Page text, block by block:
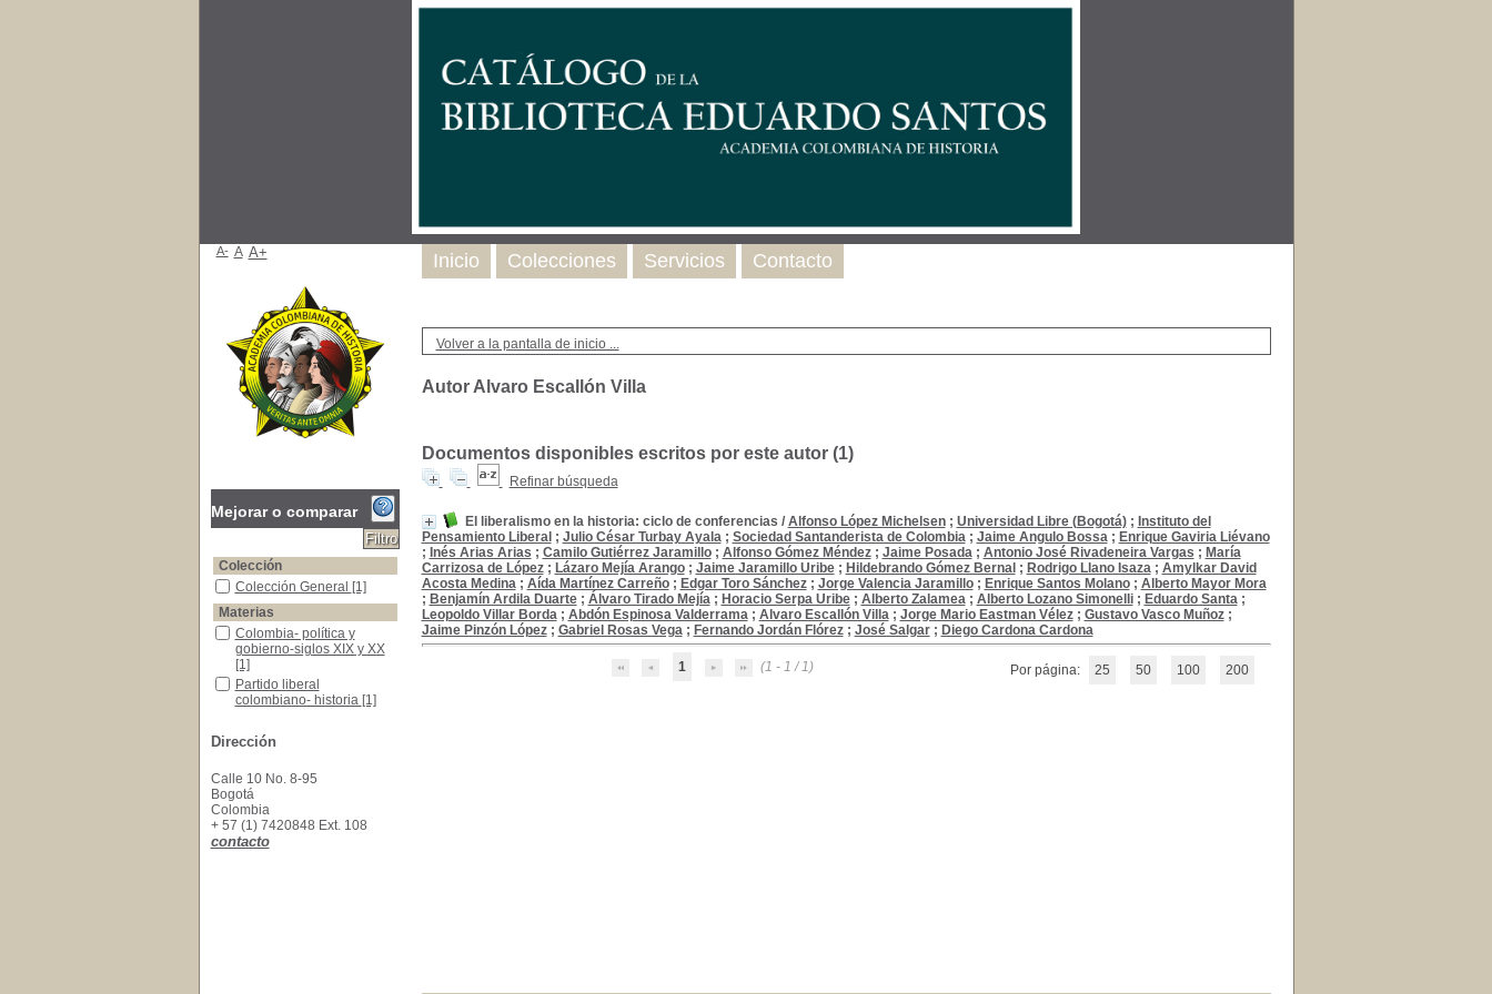
Volver a la pantalla de inicio ...
Autor Alvaro Escallón Villa
Documentos disponibles escritos por este autor (1)
Refinar búsqueda
El liberalismo en la historia: ciclo de conferencias / Alfonso López Michelsen; Universidad Libre (Bogotá); Instituto del
Pensamiento Liberal ; Julio César Turbay Ayala; Sociedad Santanderista de Colombia; Jaime Angulo Bossa; Enrique Gaviria Liévano
; Inés Arias Arias ; Camilo Gutiérrez Jaramillo; Alfonso Gómez Méndez; Jaime Posada; Antonio José Rivadeneira Vargas ; María
Carrizosa de López; Lázaro Mejía Arango; Jaime Jaramillo Uribe; Hildebrando Gómez Bernal ; Rodrigo Llano Isaza; Amylkar David
Acosta Medina; Aída Martínez Carreño; Edgar Toro Sánchez; Jorge Valencia Jaramillo; Enrique Santos Molano; Alberto Mayor Mora
; Benjamín Ardila Duarte; Álvaro Tirado Mejía; Horacio Serpa Uribe; Alberto Zalamea; Alberto Lozano Simonelli; Eduardo Santa;
Leopoldo Villar Borda; Abdón Espinosa Valderrama; Alvaro Escallón Villa; Jorge Mario Eastman Vélez; Gustavo Vasco Muñoz;
Jaime Pinzón López; Gabriel Rosas Vega; Fernando Jordán Flórez; José Salgar; Diego Cardona Cardona
1 (1 - 1 / 1) Por página: 25 50 100 200
Inicio Colecciones Servicios Contacto
A- A A+
Mejorar o comparar
Colección
Colección General
Colección General [1]
Materias
Colombia- política y gobierno-siglos XIX y XX
Colombia- política y
gobierno-siglos XIX y XX
[1]
Partido liberal colombiano- historia
Partido liberal
colombiano- historia [1]
plataforma política
Dirección
Calle 10 No. 8-95
Bogotá
Colombia
+ 57 (1) 7420848 Ext. 108
contacto